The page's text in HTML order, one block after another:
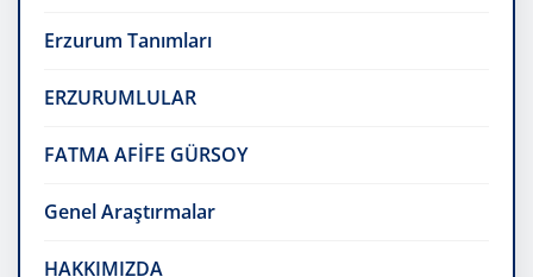
Erzurum Tanımları
ERZURUMLULAR
FATMA AFİFE GÜRSOY
Genel Araştırmalar
HAKKIMIZDA